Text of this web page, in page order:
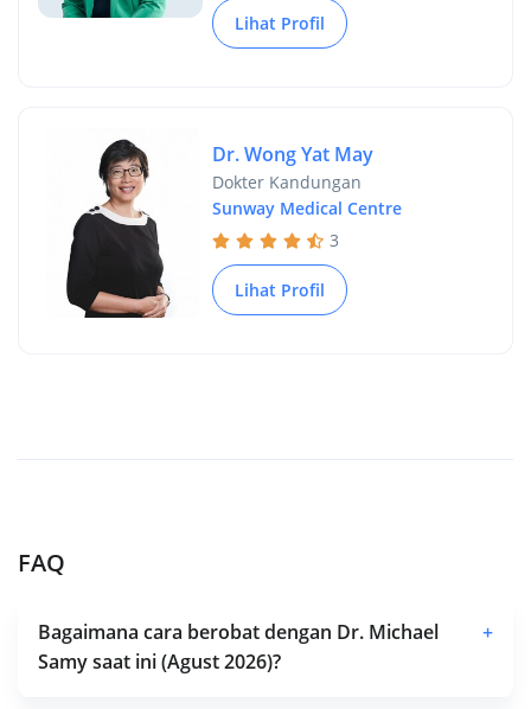
Lihat Profil
Dr. Wong Yat May
Dokter Kandungan
Sunway Medical Centre
3
Lihat Profil
FAQ
Bagaimana cara berobat dengan Dr. Michael
Samy saat ini (Agust 2026)?
+